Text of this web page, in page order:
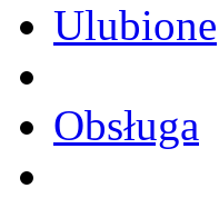
Ulubione
Obsługa